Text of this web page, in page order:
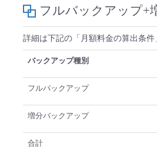
フルバックアップ+
詳細は下記の「月額料金の算出条
バックアップ種別
フルバックアップ
増分バックアップ
合計